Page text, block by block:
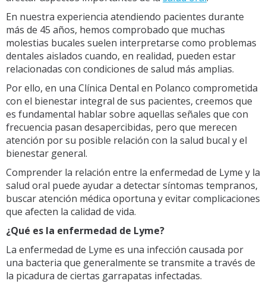
En nuestra experiencia atendiendo pacientes durante
más de 45 años, hemos comprobado que muchas
molestias bucales suelen interpretarse como problemas
dentales aislados cuando, en realidad, pueden estar
relacionadas con condiciones de salud más amplias.
Por ello, en una Clínica Dental en Polanco comprometida
con el bienestar integral de sus pacientes, creemos que
es fundamental hablar sobre aquellas señales que con
frecuencia pasan desapercibidas, pero que merecen
atención por su posible relación con la salud bucal y el
bienestar general.
Comprender la relación entre la enfermedad de Lyme y la
salud oral puede ayudar a detectar síntomas tempranos,
buscar atención médica oportuna y evitar complicaciones
que afecten la calidad de vida.
¿Qué es la enfermedad de Lyme?
La enfermedad de Lyme es una infección causada por
una bacteria que generalmente se transmite a través de
la picadura de ciertas garrapatas infectadas.